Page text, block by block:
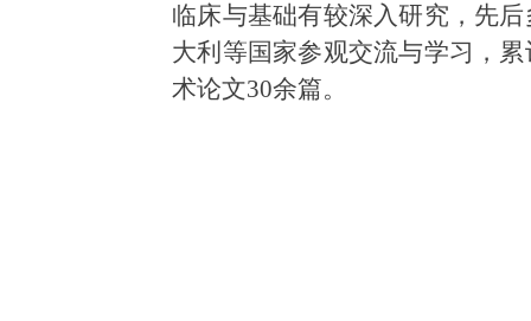
临床与基础有较深入研究，先
大利等国家参观交流与学习，
术论文30余篇。